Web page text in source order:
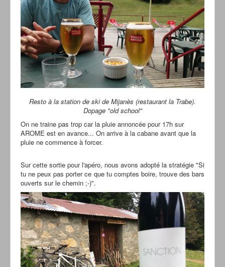
Resto à la station de ski de Mijanès (restaurant la Trabe).
Dopage "old school"
On ne traine pas trop car la pluie annoncée pour 17h sur
AROME est en avance... On arrive à la cabane avant que la
pluie ne commence à forcer.
Sur cette sortie pour l'apéro, nous avons adopté la stratégie "Si
tu ne peux pas porter ce que tu comptes boire, trouve des bars
ouverts sur le chemin ;-)".